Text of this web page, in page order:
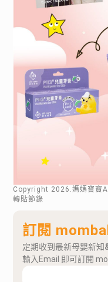
Copyright 2026 .媽媽寶寶
轉貼節錄
訂閱
定期收到最新母嬰新知
輸入Email 即可訂閱